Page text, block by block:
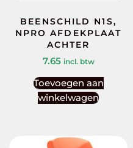
BEENSCHILD N1S,
NPRO AFDEKPLAAT
ACHTER
7.65 incl. btw
Toevoegen aan
winkelwagen